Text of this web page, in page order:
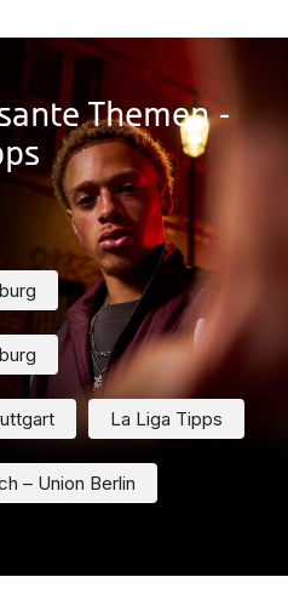
Themen -
La Liga Tipps
– Union Berlin